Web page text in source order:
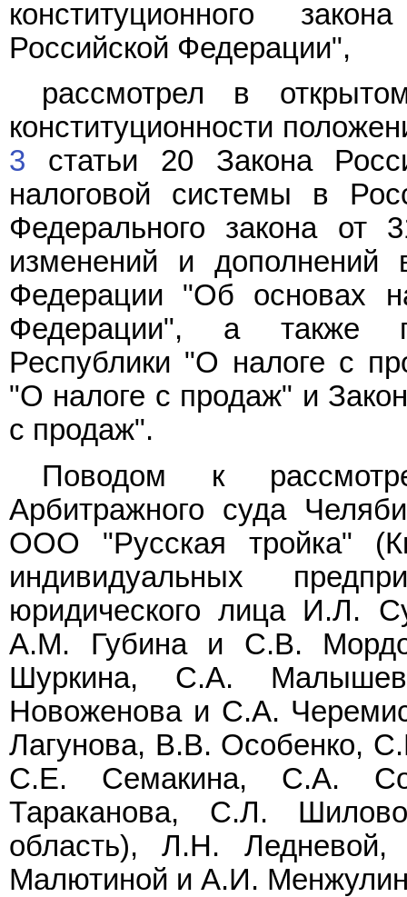
конституционного
Российской Федерации",
рассмотрел в
конституционности
3 статьи 20 Закона
налоговой системы в
Федерального закона
изменений и дополнений
Федерации "Об основах
Федерации", а также
Республики "О налоге с
"О налоге с продаж" и
с продаж".
Поводом к
Арбитражного суда
ООО "Русская тройка"
индивидуальных
юридического лица И.Л.
А.М. Губина и С.В.
Шуркина, С.А.
Новоженова и С.А.
Лагунова, В.В. Особенко,
С.Е. Семакина, С.А.
Тараканова, С.Л.
область), Л.Н.
Малютиной и А.И.